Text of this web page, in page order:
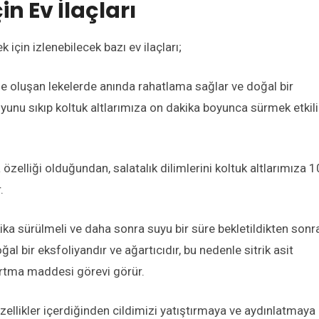
Ev İlaçları
için izlenebilecek bazı ev ilaçları;
oluşan lekelerde anında rahatlama sağlar ve doğal bir
sıkıp koltuk altlarımıza on dakika boyunca sürmek etkili
olduğundan, salatalık dilimlerini koltuk altlarımıza
sürülmeli ve daha sonra suyu bir süre bekletildikten
bir eksfoliyandır ve ağartıcıdır, bu nedenle sitrik asit
maddesi görevi görür.
içerdiğinden cildimizi yatıştırmaya ve aydınlatmaya